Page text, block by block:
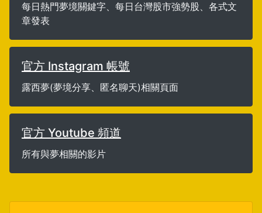
每日熱門夢境關鍵字、每日台灣股市強勢股、各式文
章發表
官方 Instagram 帳號
露西夢(夢境分享、匿名聊天)相關頁面
官方 Youtube 頻道
所有與夢相關的影片